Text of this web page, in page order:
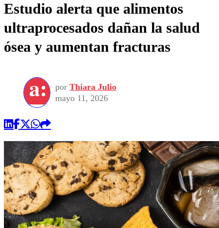
Estudio alerta que alimentos
ultraprocesados dañan la salud
ósea y aumentan fracturas
por Thiara Julio
mayo 11, 2026